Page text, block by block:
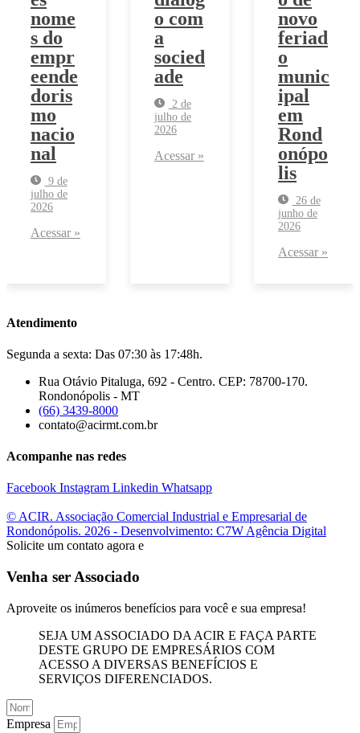
nome
s do
empr
eende
doris
mo
nacio
nal
9 de
julho de
2026
Acessar »
o com
a
socied
ade
2 de
julho de
2026
Acessar »
novo
feriad
o
munic
ipal
em
Rond
onópo
lis
26 de
junho de
2026
Acessar »
Atendimento
Segunda a sexta: Das 07:30 às 17:48h.
Rua Otávio Pitaluga, 692 - Centro. CEP: 78700-170.
Rondonópolis - MT
(66) 3439-8000
contato@acirmt.com.br
Acompanhe nas redes
Facebook Instagram Linkedin Whatsapp
© ACIR. Associação Comercial Industrial e Empresarial de
Rondonópolis. 2026 - Desenvolvimento: C7W Agência Digital
Solicite um contato agora e
Venha ser Associado
Aproveite os inúmeros benefícios para você e sua empresa!
SEJA UM ASSOCIADO DA ACIR E FAÇA PARTE
DESTE GRUPO DE EMPRESÁRIOS COM
ACESSO A DIVERSAS BENEFÍCIOS E
SERVIÇOS DIFERENCIADOS.
Empresa